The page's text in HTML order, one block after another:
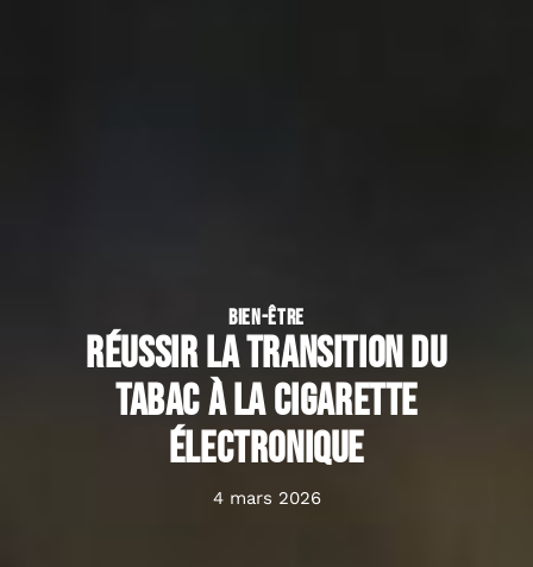
BIEN-ÊTRE
Réussir la transition du
tabac à la cigarette
électronique
4 mars 2026